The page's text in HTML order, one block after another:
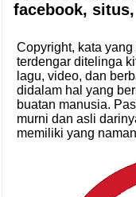
facebook,
Copyright, kata
terdengar ditelinga
lagu, video, dan
didalam hal yang
buatan manusia.
murni dan asli
memiliki yang